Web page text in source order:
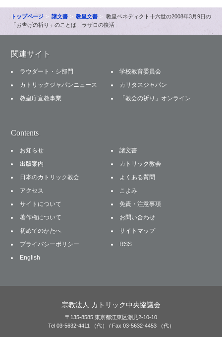
トップページ 諸文書 教皇文書
教皇ベネディクト十六世の2008年3月9日の
「お告げの祈り」のことば ラザロの復活
関連サイト
ラウダート・シ部門
学校教育委員会
カトリックジャパンニュース
カリタスジャパン
教皇庁宣教事業
「教会の祈り」オンライン
Contents
お知らせ
諸文書
出版案内
カトリック教会
日本のカトリック教会
よくある質問
アクセス
こよみ
サイトについて
免責・注意事項
著作権について
お問い合わせ
初めてのかたへ
サイトマップ
プライバシーポリシー
RSS
English
宗教法人 カトリック中央協議会
〒135-8585 東京都江東区潮見2-10-10
Tel 03-5632-4411 （代） / Fax 03-5632-4453 （代）